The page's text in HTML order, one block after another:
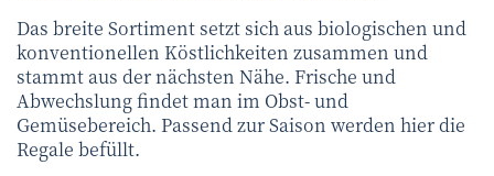
Das breite Sortiment setzt sich aus biologischen und
konventionellen Köstlichkeiten zusammen und
stammt aus der nächsten Nähe. Frische und
Abwechslung findet man im Obst- und
Gemüsebereich. Passend zur Saison werden hier die
Regale befüllt.